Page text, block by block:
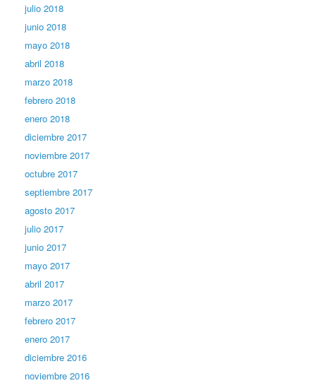
julio 2018
junio 2018
mayo 2018
abril 2018
marzo 2018
febrero 2018
enero 2018
diciembre 2017
noviembre 2017
octubre 2017
septiembre 2017
agosto 2017
julio 2017
junio 2017
mayo 2017
abril 2017
marzo 2017
febrero 2017
enero 2017
diciembre 2016
noviembre 2016